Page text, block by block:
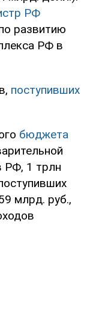
РФ
развитию
РФ в
поступивших
бюджета
РФ, 1 трлн
млрд. руб.,